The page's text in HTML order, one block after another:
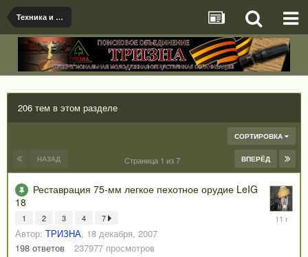
Техника и Вооружение ВОВ.
206 тем в этом разделе
СОРТИРОВКА
НАЗАД ВПЕРЁД
Страница 1 из 7
Реставрация 75-мм легкое пехотное орудие LeIG
18
1 2 3 4 7
Автор: ТРИЗНА, 18 декабря, 2007
198 ответов 237977 просмотров